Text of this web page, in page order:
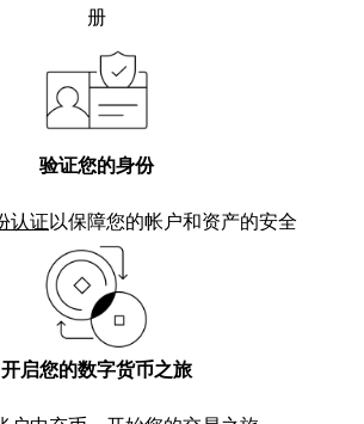
册
验证您的身份
认证以保障您的帐户和资产的安全
开启您的数字货币之旅